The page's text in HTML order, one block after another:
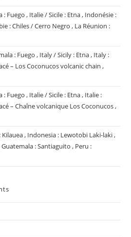
: Fuego , Italie / Sicile : Etna , Indonésie :
: Chiles / Cerro Negro , La Réunion :
: Fuego , Italy / Sicily : Etna , Italy :
– Los Coconucos volcanic chain ,
: Fuego , Italie / Sicile : Etna , Italie :
– Chaîne volcanique Los Coconucos ,
Kilauea , Indonesia : Lewotobi Laki-laki ,
: Santiaguito , Peru :